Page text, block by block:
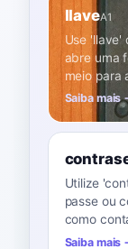
llaveA1
Use 'llave'
abre uma
meio para
Saiba mais
Utilize
passe ou
como
Saiba mais